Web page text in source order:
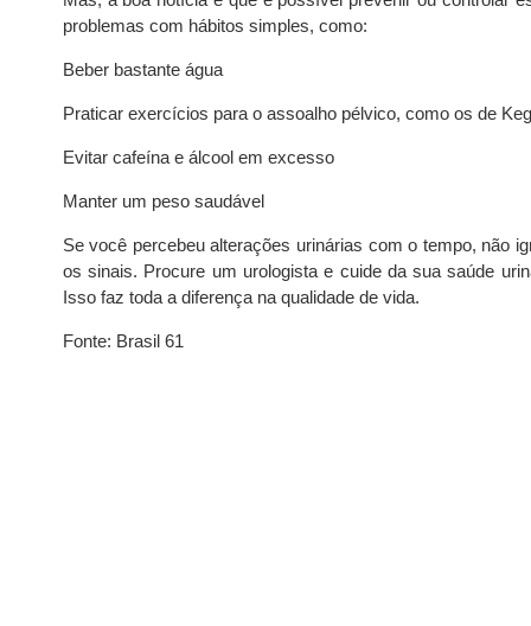
problemas com hábitos simples, como:
Beber bastante água
Praticar exercícios para o assoalho pélvico, como os de
Evitar cafeína e álcool em excesso
Manter um peso saudável
Se você percebeu alterações urinárias com o tempo, não
os sinais. Procure um urologista e cuide da sua saúde
Isso faz toda a diferença na qualidade de vida.
Fonte: Brasil 61